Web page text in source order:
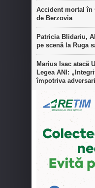
Accident mortal în
de Berzovia
Patricia Blidariu,
pe scenă la Ruga
Marius Isac atacă
Legea ANI:
împotriva